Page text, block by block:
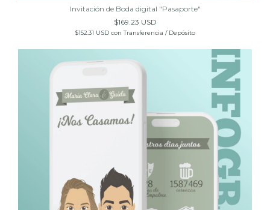
Invitación de Boda digital "Pasaporte"
$169.23 USD
$152.31 USD con Transferencia / Depósito